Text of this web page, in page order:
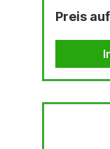
entwickelt
Stähle, die 2
einzigartige
70 mm
Armox…
Preis